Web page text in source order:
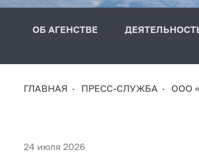
ОБ АГЕНСТВЕ
ГЛАВНАЯ ПРЕСС-СЛУЖБА ООО
24 июля 2026